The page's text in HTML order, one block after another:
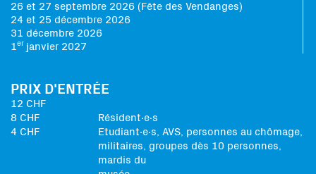
26 et 27 septembre 2026 (Fête des Vendanges)
24 et 25 décembre 2026
31 décembre 2026
1er janvier 2027
PRIX D'ENTRÉE
12 CHF
8 CHF
Résident∙e∙s
4 CHF
Etudiant∙e∙s, AVS, personnes au chômage,
militaires, groupes dès 10 personnes,
mardis du